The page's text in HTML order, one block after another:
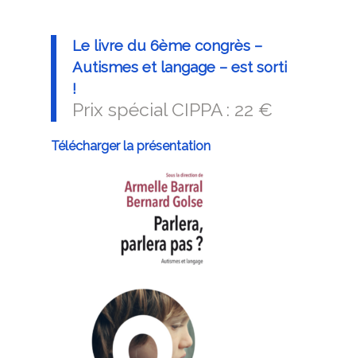
Le livre du 6ème congrès –
Autismes et langage – est sorti
!
Prix spécial CIPPA : 22 €
Télécharger la présentation